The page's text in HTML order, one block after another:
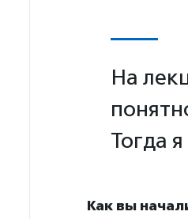
На
Тогда
Как вы